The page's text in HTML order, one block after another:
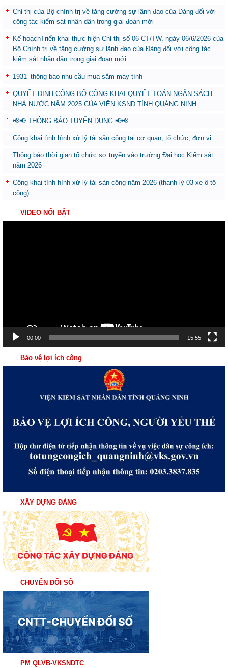
Chỉ thị của Bộ chính trị về tăng cường sự lãnh đạo của Đảng đối với
công tác kiểm sát nhân dân trong giai đoạn mới
Kế hoạchTriển khai thực hiện Chỉ thị số 06-CT/TW, ngày 06/6/2026 của
Bộ Chính trị về tăng cường sự lãnh đạo của Đảng đối với công tác
kiểm sát nhân dân trong giai đoạn mới
1931_thông báo nhu cầu mua sắm máy tính
QUYẾT ĐỊNH CÔNG BỐ CÔNG KHAI QUYẾT TOÁN NGÂN SÁCH
NHÀ NƯỚC NĂM 2025 CỦA VIỆN KSND TỈNH QUẢNG NINH
📢📢 THÔNG BÁO TUYỂN DỤNG 📢📢
Công khai tình hình xử lý tài sản công tại cơ quan, tổ chức, đơn vị
Thông báo thời gian tổ chức sơ tuyển vào trường Đại học Kiểm sát
năm 2026
Công khai tình hình xử lý tài sản công năm 2026 (thanh lý 03 xe ô tô
công)
VIDEO NỔI BẬT
00:00 15:55
Bảo vệ lợi ích công
XÂY DỰNG ĐẢNG
CHUYỂN ĐỔI SỐ
PM QLVB-VKSNDTC